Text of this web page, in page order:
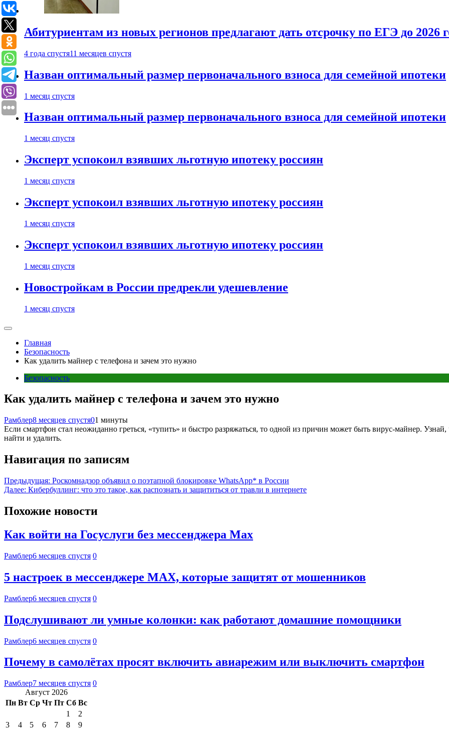
Абитуриентам из новых регионов предлагают дать отсрочку по ЕГЭ до 2026
4 года спустя11 месяцев спустя
Назван оптимальный размер первоначального взноса для семейной ипотеки
1 месяц спустя
Назван оптимальный размер первоначального взноса для семейной ипотеки
1 месяц спустя
Эксперт успокоил взявших льготную ипотеку россиян
1 месяц спустя
Эксперт успокоил взявших льготную ипотеку россиян
1 месяц спустя
Эксперт успокоил взявших льготную ипотеку россиян
1 месяц спустя
Новостройкам в России предрекли удешевление
1 месяц спустя
Главная
Безопасность
Как удалить майнер с телефона и зачем это нужно
Безопасность
Как удалить майнер с телефона и зачем это нужно
Рамблер8 месяцев спустя01 минуты
Если смартфон стал неожиданно греться, «тупить» и быстро разряжаться, то одной из причин может быть вирус-майнер. Узнай,
найти и удалить.
Навигация по записям
Предыдущая: Роскомнадзор объявил о поэтапной блокировке WhatsApp* в России
Далее: Кибербуллинг: что это такое, как распознать и защититься от травли в интернете
Похожие новости
Как войти на Госуслуги без мессенджера Max
Рамблер6 месяцев спустя 0
5 настроек в мессенджере MAX, которые защитят от мошенников
Рамблер6 месяцев спустя 0
Подслушивают ли умные колонки: как работают домашние помощники
Рамблер6 месяцев спустя 0
Почему в самолётах просят включить авиарежим или выключить смартфон
Рамблер7 месяцев спустя 0
Август 2026
Пн Вт Ср Чт Пт Сб Вс
1
2
3
4 5 6 7 8
9